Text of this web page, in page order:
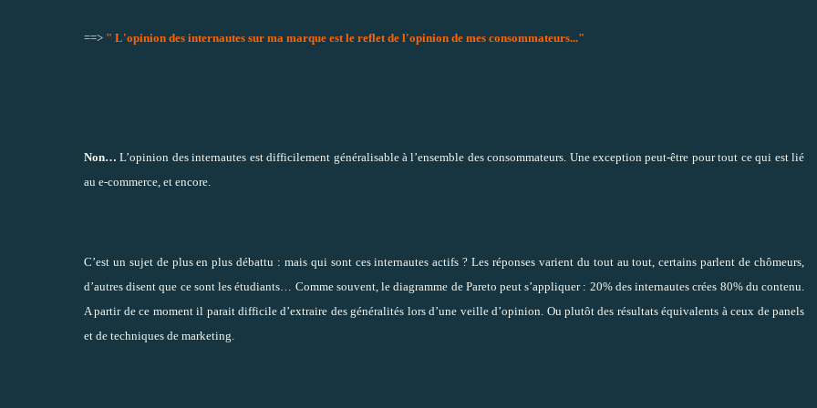
==> " L'opinion des internautes sur ma marque est le reflet de l'opinion de mes consommateurs..."
Non… L’opinion des internautes est difficilement généralisable à l’ensemble des consommateurs. Une exception peut-être pour tout ce qui est lié
au e-commerce, et encore.
C’est un sujet de plus en plus débattu : mais qui sont ces internautes actifs ? Les réponses varient du tout au tout, certains parlent de chômeurs,
d’autres disent que ce sont les étudiants… Comme souvent, le diagramme de Pareto peut s’appliquer : 20% des internautes crées 80% du contenu.
A partir de ce moment il parait difficile d’extraire des généralités lors d’une veille d’opinion. Ou plutôt des résultats équivalents à ceux de panels
et de techniques de marketing.